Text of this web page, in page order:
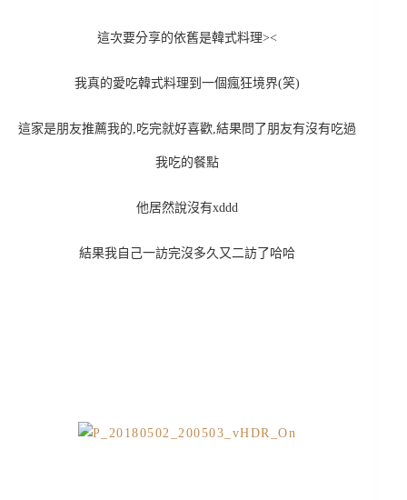
這次要分享的依舊是韓式料理><
我真的愛吃韓式料理到一個瘋狂境界(笑)
這家是朋友推薦我的,吃完就好喜歡,結果問了朋友有沒有吃過
我吃的餐點
他居然說沒有xddd
結果我自己一訪完沒多久又二訪了哈哈